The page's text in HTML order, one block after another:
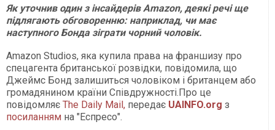
Як уточнив один з інсайдерів Amazon, деякі речі ще
підлягають обговоренню: наприклад, чи має
наступного Бонда зіграти чорний чоловік.
Amazon Studios, яка купила права на франшизу про
спецагента британської розвідки, повідомила, що
Джеймс Бонд залишиться чоловіком і британцем або
громадянином країни Співдружності.Про це
повідомляє The Daily Mail, передає UAINFO.org з
посиланням на "Еспресо".